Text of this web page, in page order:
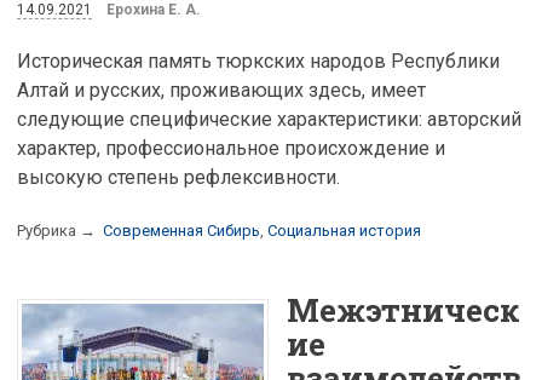
14.09.2021 Ерохина Е. А.
Историческая память тюркских народов Республики
Алтай и русских, проживающих здесь, имеет
следующие специфические характеристики: авторский
характер, профессиональное происхождение и
высокую степень рефлексивности.
Рубрика → Современная Сибирь Социальная история
Межэтническ
ие